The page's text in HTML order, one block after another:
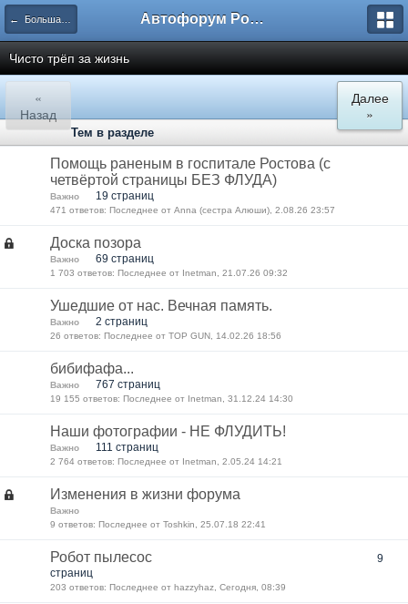
← Большая флудерская Автофорум Ростова-на-Дону
Чисто трёп за жизнь
«
Назад
Далее
»
Тем в разделе
Помощь раненым в госпитале Ростова (с
четвёртой страницы БЕЗ ФЛУДА)
Важно 19 страниц
471 ответов: Последнее от Anna (сестра Алюши), 2.08.26 23:57
Доска позора
Важно 69 страниц
1 703 ответов: Последнее от Inetman, 21.07.26 09:32
Ушедшие от нас. Вечная память.
Важно 2 страниц
26 ответов: Последнее от TOP GUN, 14.02.26 18:56
бибифафа...
Важно 767 страниц
19 155 ответов: Последнее от Inetman, 31.12.24 14:30
Наши фотографии - НЕ ФЛУДИТЬ!
Важно 111 страниц
2 764 ответов: Последнее от Inetman, 2.05.24 14:21
Изменения в жизни форума
Важно
9 ответов: Последнее от Toshkin, 25.07.18 22:41
Робот пылесос
9
страниц
203 ответов: Последнее от hazzyhaz, Сегодня, 08:39